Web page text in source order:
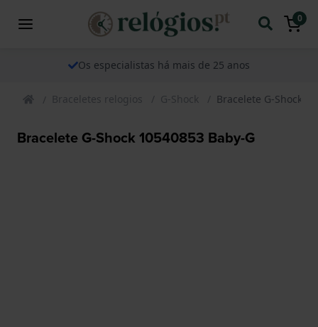
0
Os especialistas há mais de 25 anos
Braceletes relogios G-Shock Bracelete G-Shock
Bracelete G-Shock 10540853 Baby-G